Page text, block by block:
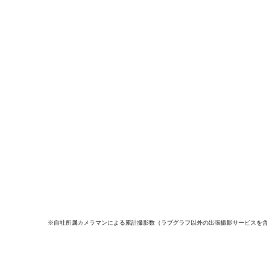
※自社所属カメラマンによる累計撮影数（ラブグラフ以外の出張撮影サービスを